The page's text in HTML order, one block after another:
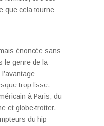
que cela tourne
énoncée sans
le genre de la
trop lisse,
à Paris, du
et globe-trotter.
du hip-